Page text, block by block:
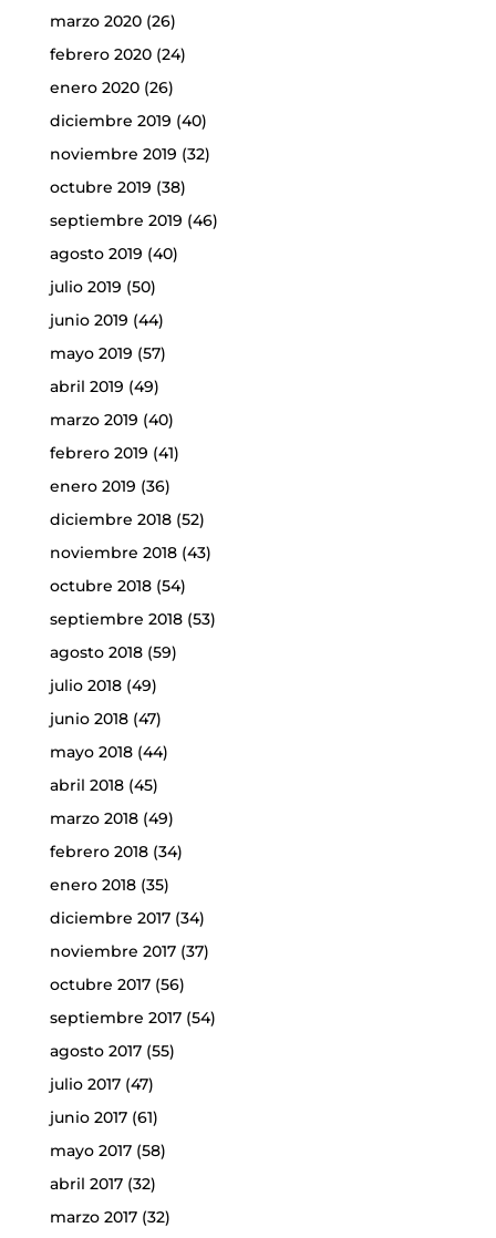
marzo 2020(26)
febrero 2020(24)
enero 2020(26)
diciembre 2019 (40)
noviembre 2019 (32)
octubre 2019 (38)
septiembre 2019 (46)
agosto 2019 (40)
julio 2019 (50)
junio 2019 (44)
mayo 2019 (57)
abril 2019 (49)
marzo 2019 (40)
febrero 2019 (41)
enero 2019 (36)
diciembre 2018(52)
noviembre 2018(43)
octubre 2018(54)
septiembre 2018(53)
agosto 2018(59)
julio 2018(49)
junio 2018(47)
mayo 2018(44)
abril 2018(45)
marzo 2018(49)
febrero 2018(34)
enero 2018(35)
diciembre 2017(34)
noviembre 2017(37)
octubre 2017(56)
septiembre 2017(54)
agosto 2017(55)
julio 2017(47)
junio 2017(61)
mayo 2017(58)
abril 2017(32)
marzo 2017(32)